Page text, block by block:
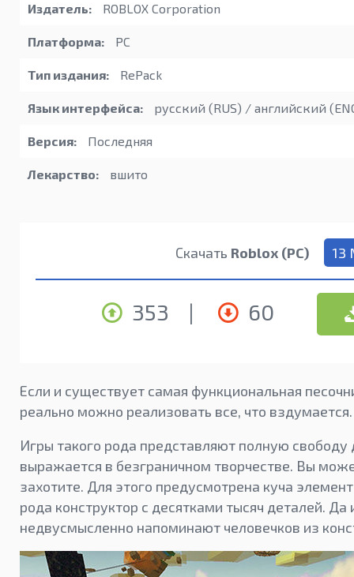
Издатель: ROBLOX Corporation
Платформа: PC
Тип издания: RePack
Язык интерфейса: русский (RUS) / английский
Версия: Последняя
Лекарство: вшито
Скачать Roblox (PC) 13
353 | 60
Если и существует самая функциональная
реально можно реализовать все, что вздумается.
Игры такого рода представляют полную свободу
выражается в безграничном творчестве. Вы
захотите. Для этого предусмотрена куча
рода конструктор с десятками тысяч деталей.
недвусмысленно напоминают человечков из